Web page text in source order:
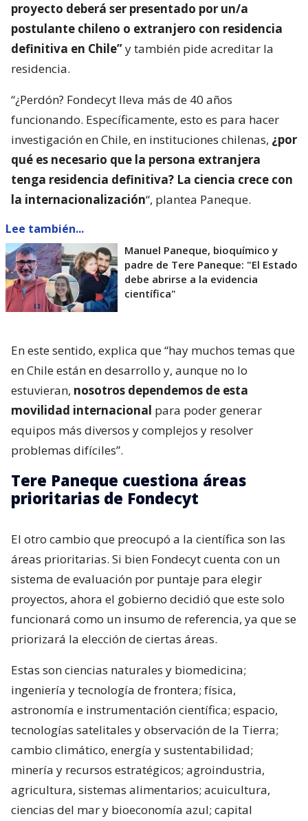
proyecto deberá ser presentado por un/a
postulante chileno o extranjero con residencia
definitiva en Chile”y también pide acreditar la
residencia.
“¿Perdón? Fondecyt lleva más de 40 años
funcionando. Específicamente, esto es para hacer
investigación en Chile, en instituciones chilenas, ¿por
qué es necesario que la persona extranjera
tenga residencia definitiva? La ciencia crece con
la internacionalización“, plantea Paneque.
Lee también...
Manuel Paneque, bioquímico y
padre de Tere Paneque: "El Estado
debe abrirse a la evidencia
científica"
En este sentido, explica que “hay muchos temas que
en Chile están en desarrollo y, aunque no lo
estuvieran, nosotros dependemos de esta
movilidad internacional para poder generar
equipos más diversos y complejos y resolver
problemas difíciles”.
Tere Paneque cuestiona áreas
prioritarias de Fondecyt
El otro cambio que preocupó a la científica son las
áreas prioritarias. Si bien Fondecyt cuenta con un
sistema de evaluación por puntaje para elegir
proyectos, ahora el gobierno decidió que este solo
funcionará como un insumo de referencia, ya que se
priorizará la elección de ciertas áreas.
Estas son ciencias naturales y biomedicina;
ingeniería y tecnología de frontera; física,
astronomía e instrumentación científica; espacio,
tecnologías satelitales y observación de la Tierra;
cambio climático, energía y sustentabilidad;
minería y recursos estratégicos; agroindustria,
agricultura, sistemas alimentarios; acuicultura,
ciencias del mar y bioeconomía azul; capital